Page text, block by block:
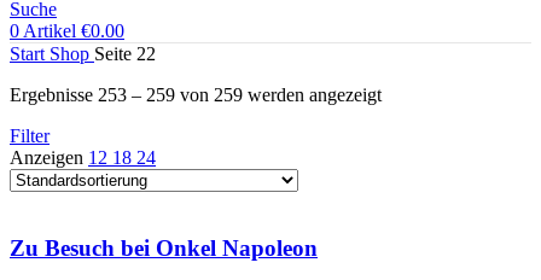
Suche
0 Artikel €0.00
Start Shop Seite 22
Ergebnisse 253 – 259 von 259 werden angezeigt
Filter
Anzeigen 12 18 24
Zu Besuch bei Onkel Napoleon